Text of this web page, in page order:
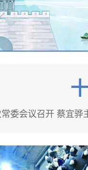
委会议召开 蔡宜